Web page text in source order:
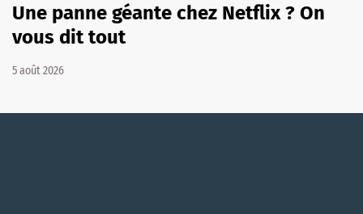
Une panne géante chez Netflix ? On
vous dit tout
5 août 2026